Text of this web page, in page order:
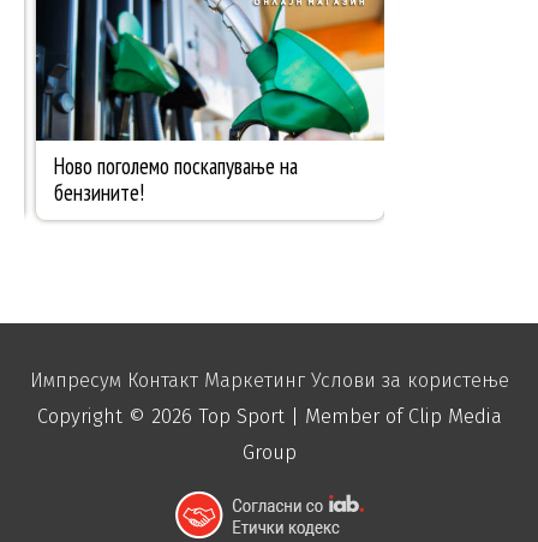
Импресум Контакт Маркетинг Услови за користење
Copyright © 2026 Top Sport| Member of Clip Media
Group